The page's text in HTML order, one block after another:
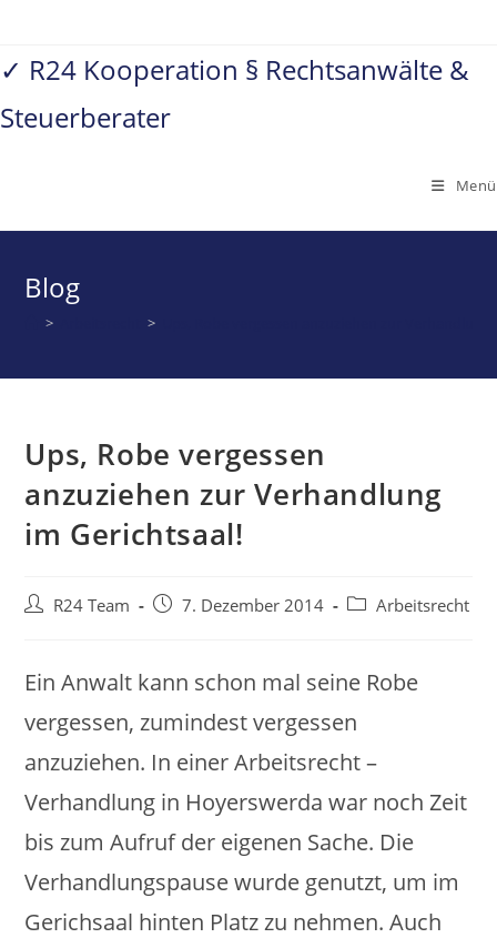
springen
✓ R24 Kooperation § Rechtsanwälte &
Steuerberater
Menü
Blog
> >
Ups, Robe vergessen
anzuziehen zur Verhandlung
im Gerichtsaal!
Beitrags-
R24 Team
Beitrag7. Dezember 2014
Beitrags-
Arbeitsrecht
Ein Anwalt kann schon mal seine Robe
vergessen, zumindest vergessen
anzuziehen. In einer Arbeitsrecht –
Verhandlung in Hoyerswerda war noch Zeit
bis zum Aufruf der eigenen Sache. Die
Verhandlungspause wurde genutzt, um im
Gerichsaal hinten Platz zu nehmen. Auch